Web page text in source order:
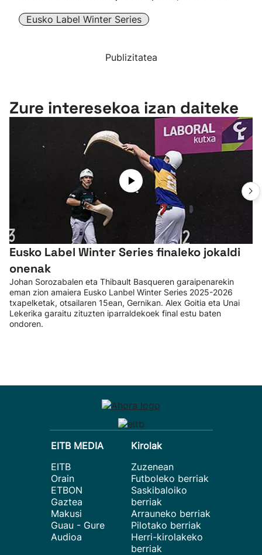
Eusko Label Winter Series
Publizitatea
Zure interesekoa izan daiteke
Eusko Label Winter Series finaleko jokaldi
onenak
Johan Sorozabalen eta Thibault Basqueren garaipenarekin
eman zion amaiera Eusko Lanbel Winter Series 2025-2026
txapelketak, otsailaren 15ean, Gernikan. Alex Goitia eta Unai
Lekerika garaitu zituzten iparraldekoek final estu baten
ondoren.
EITB MEDIA
EITB
Orain
ETBON
Gaztea
Makusi
Guau - Gure
Audioa
Kirolak
Zuzenean
Futboleko berriak
Saskibaloiko
berriak
Arrauneko berriak
Pilotako berriak
Herri-kirolakeko
berriak